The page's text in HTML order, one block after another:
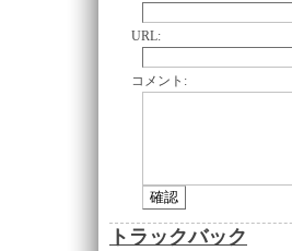
URL:
コメント:
トラックバック